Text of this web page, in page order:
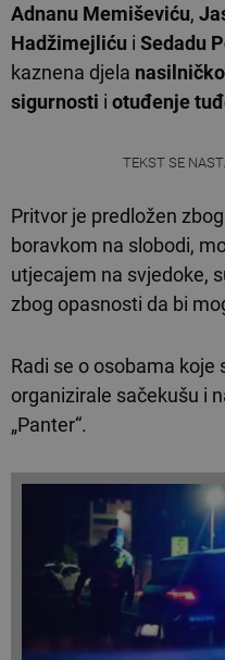
Adnanu Memiševiću,
Hadžimejliću i Sedadu
kaznena djela
sigurnosti i otuđenje
TEKST SE
Pritvor je predložen
boravkom na slobodi,
utjecajem na svjedoke,
zbog opasnosti da bi
Radi se o osobama
organizirale sačekušu i
„Panter“.